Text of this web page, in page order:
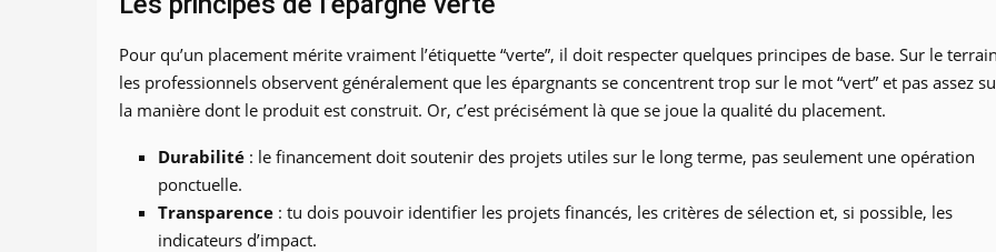
Pour qu’un placement mérite vraiment l’étiquette “verte”, il doit respecter quelques principes de base. Sur le
les professionnels observent généralement que les épargnants se concentrent trop sur le mot “vert” et pas assez
la manière dont le produit est construit. Or, c’est précisément là que se joue la qualité du placement.
Durabilité : le financement doit soutenir des projets utiles sur le long terme, pas seulement une opération
ponctuelle.
Transparence : tu dois pouvoir identifier les projets financés, les critères de sélection et, si possible, les
indicateurs d’impact.